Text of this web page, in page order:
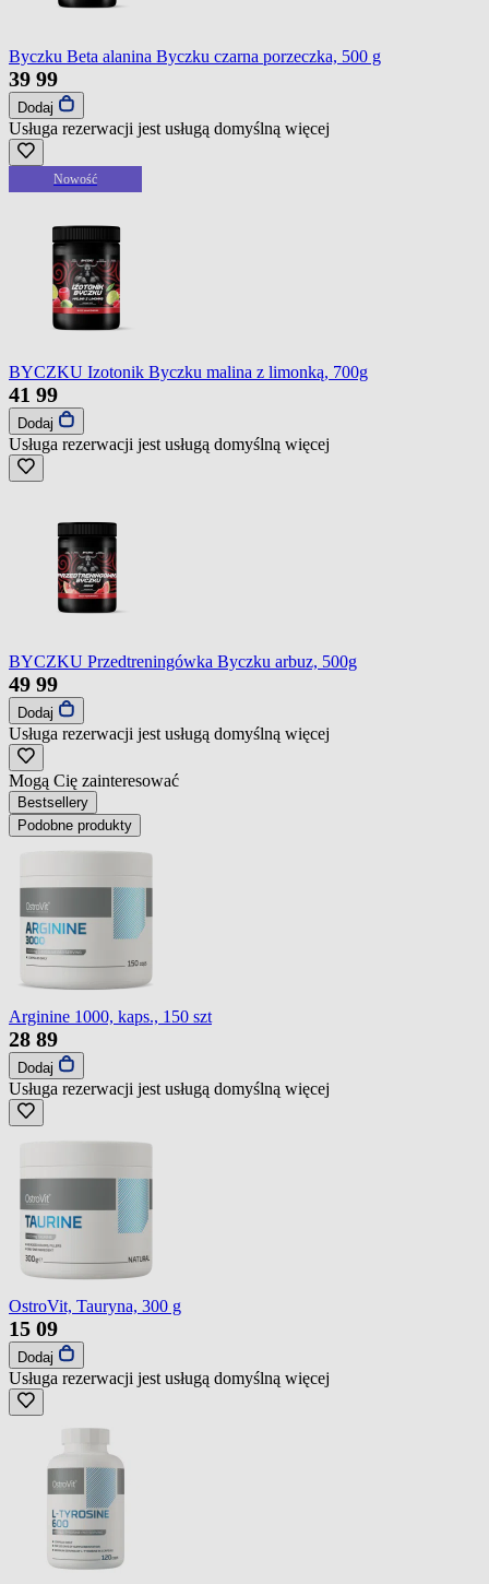
Byczku Beta alanina Byczku czarna porzeczka, 500 g
39 99
Dodaj
Usługa rezerwacji jest usługą domyślną więcej
Nowość
BYCZKU Izotonik Byczku malina z limonką, 700g
41 99
Dodaj
Usługa rezerwacji jest usługą domyślną więcej
BYCZKU Przedtreningówka Byczku arbuz, 500g
49 99
Dodaj
Usługa rezerwacji jest usługą domyślną więcej
Mogą Cię zainteresować
Bestsellery
Podobne produkty
Arginine 1000, kaps., 150 szt
28 89
Dodaj
Usługa rezerwacji jest usługą domyślną więcej
OstroVit, Tauryna, 300 g
15 09
Dodaj
Usługa rezerwacji jest usługą domyślną więcej